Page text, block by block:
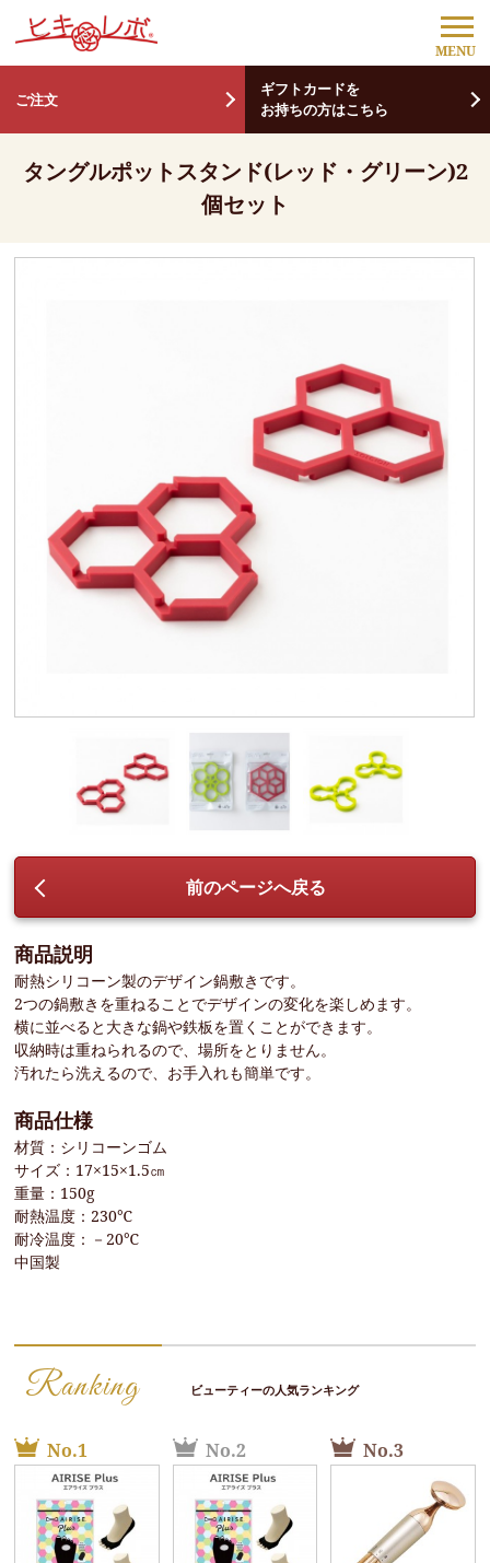
ご注文
ギフトカードを
お持ちの方はこちら
タングルポットスタンド(レッド・グリーン)2
個セット
前のページへ戻る
商品説明
耐熱シリコーン製のデザイン鍋敷きです。
2つの鍋敷きを重ねることでデザインの変化を楽しめます。
横に並べると大きな鍋や鉄板を置くことができます。
収納時は重ねられるので、場所をとりません。
汚れたら洗えるので、お手入れも簡単です。
商品仕様
材質：シリコーンゴム
サイズ：17×15×1.5㎝
重量：150g
耐熱温度：230℃
耐冷温度：－20℃
中国製
Ranking ビューティーの人気ランキング
No.1 No.2 No.3